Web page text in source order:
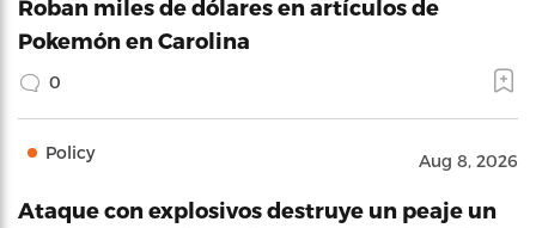
Roban miles de dólares en artículos de
Pokemón en Carolina
0
Policy Aug 8, 2026
Ataque con explosivos destruye un peaje un